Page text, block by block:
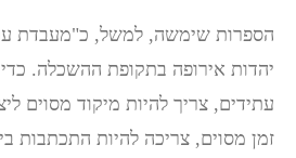
הספרות שימשה, למשל, כ"מעבדת
יהדות אירופה בתקופת ההשכלה.
עתידים, צריך להיות מיקוד מסוים
זמן מסוים, צריכה להיות התכתבות